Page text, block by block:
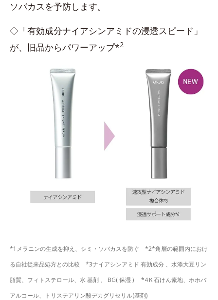
ソバカスを予防します。
◇「有効成分ナイアシンアミドの浸透スピード」
が、旧品からパワーアップ*2
*1メラニンの生成を抑え、シミ・ソバカスを防ぐ *2*角層の範囲内におけ
る自社従来品処方との比較 *3ナイアシンアミド 有効成分 、水添大豆リン
脂質、フィトステロール、水 基剤 、 BG( 保湿 ) *4Ｋ石けん素地、ホホバ
アルコール、トリステアリン酸デカグリセリル(基剤)